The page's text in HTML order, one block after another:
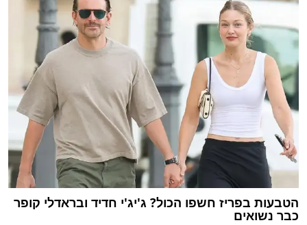
הטבעות בפריז חשפו הכול? ג'יג'י חדיד ובראדלי קופר
כבר נשואים